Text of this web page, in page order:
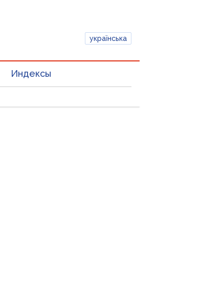
українська
Индексы